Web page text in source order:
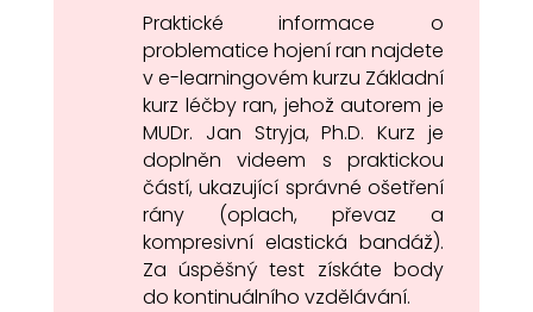
Praktické informace o
problematice hojení ran najdete
v e-learningovém kurzu Základní
kurz léčby ran, jehož autorem je
MUDr. Jan Stryja, Ph.D. Kurz je
doplněn videem s praktickou
částí, ukazující správné ošetření
rány (oplach, převaz a
kompresivní elastická bandáž).
Za úspěšný test získáte body
do kontinuálního vzdělávání.